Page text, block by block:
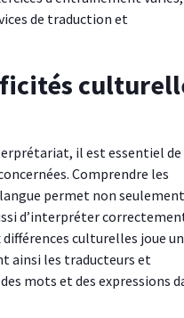
de traduction et
il est essentiel de
Comprendre les
permet non
d’interpréter
culturelles joue un
ainsi les traducteurs et
mots et des expressions